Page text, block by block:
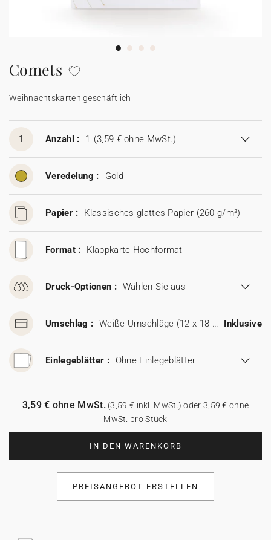
Aufkleber
Comets
Weihnachtskarten geschäftlich
1 Anzahl : 1 (3,59 € ohne MwSt.)
Veredelung : Gold
Papier : Klassisches glattes Papier (260 g/m²)
Format : Klappkarte Hochformat
Druck-Optionen : Wählen Sie aus
Umschlag : Weiße Umschläge (12 x 18 cm) Inklusive
Einlegeblätter : Ohne Einlegeblätter
IN DEN WARENKORB
3,59 € ohne MwSt.(3,59 € inkl. MwSt.) oder 3,59 € ohne
MwSt. pro Stück
PREISANGEBOT ERSTELLEN